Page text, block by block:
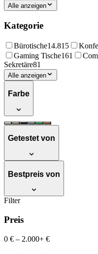
Alle anzeigen
Kategorie
Bürotische14.815
Gaming Tische161
Sekretäre81
Alle anzeigen
Farbe
Getestet von
Bestpreis von
Filter
Preis
0 € – 2.000+ €